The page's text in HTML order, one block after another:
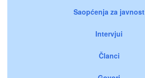
Saopćenja za javnost
Intervjui
Članci